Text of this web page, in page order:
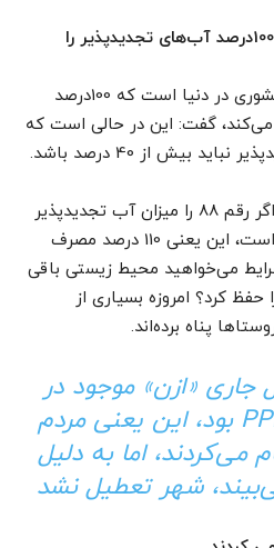
*ایران تنها کشوری است که 100درصد آب‌های تجدیدپذیر را
وی با بیان اینکه ایران تنها کشوری در دنیا است که 100درصد
گفت: این در حالی است که
بیش از 40 درصد باشد.
کلانتری گفت: در کشور ایران اگر رقم 88 را میزان آب تجدیدپذیر
در نظر بگیریم، مصرف ما 97 است، این یعنی 110 درصد مصرف
می‌خواهید محیط زیستی باقی
حفظ کرد؟ امروزه بسیاری از
پناه برده‌اند.
سال جاری «ازن» موجود در
هوا بیش از PPM 150 بود، این یعنی مردم
اما به دلیل
شهر تعطیل نشد